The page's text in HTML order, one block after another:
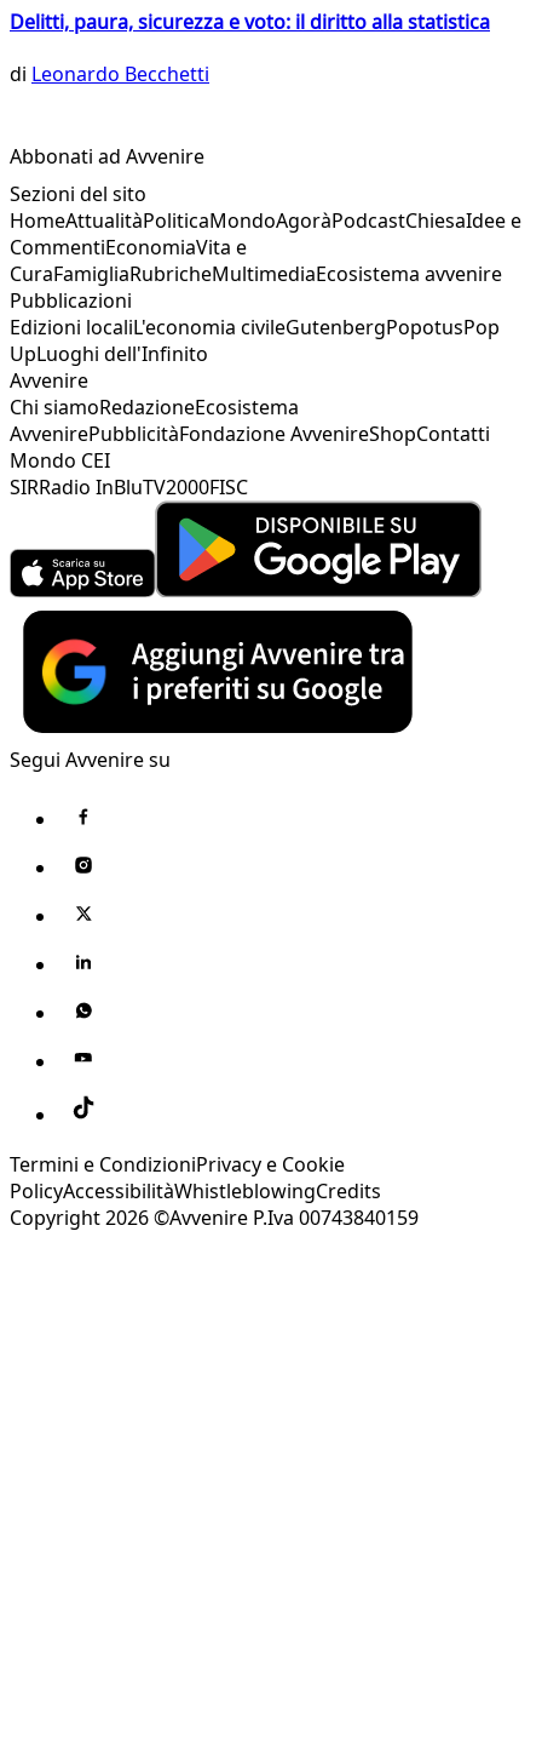
Delitti, paura, sicurezza e voto: il diritto alla statistica
di Leonardo Becchetti
Abbonati ad Avvenire
Sezioni del sito
HomeAttualitàPoliticaMondoAgoràPodcastChiesaIdee e
CommentiEconomiaVita e
CuraFamigliaRubricheMultimediaEcosistema avvenire
Pubblicazioni
Edizioni localiL'economia civileGutenbergPopotusPop
UpLuoghi dell'Infinito
Avvenire
Chi siamoRedazioneEcosistema
AvvenirePubblicitàFondazione AvvenireShopContatti
Mondo CEI
SIRRadio InBluTV2000FISC
Segui Avvenire su
Termini e CondizioniPrivacy e Cookie
PolicyAccessibilitàWhistleblowingCredits
Copyright 2026 ©Avvenire P.Iva 00743840159